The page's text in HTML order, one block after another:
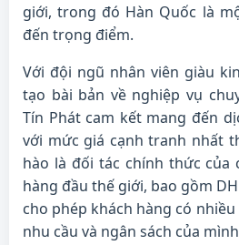
giới, trong đó Hàn Quốc là
đến trọng điểm.
Với đội ngũ nhân viên giàu
tạo bài bản về nghiệp vụ
Tín Phát cam kết mang đến
với mức giá cạnh tranh nhất
hào là đối tác chính thức của
hàng đầu thế giới, bao gồm
cho phép khách hàng có
nhu cầu và ngân sách của